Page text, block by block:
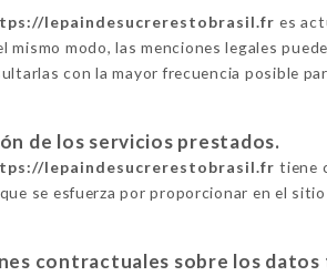
lepaindesucrerestobrasil.fr es
mismo modo, las menciones legales
con la mayor frecuencia posible
de los servicios prestados.
lepaindesucrerestobrasil.fr tiene
se esfuerza por proporcionar en el sitio
contractuales sobre los datos